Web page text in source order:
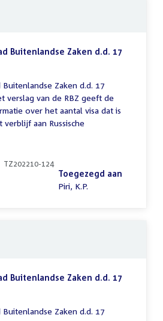
Buitenlandse Zaken d.d. 17
Zaken d.d. 17
verslag van de RBZ geeft de
over het aantal visa dat is
aan Russische
TZ202210-124
Toegezegd aan
Piri, K.P.
Buitenlandse Zaken d.d. 17
Zaken d.d. 17